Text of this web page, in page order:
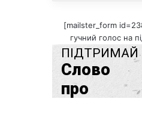
[mailster_form
гучний голос на